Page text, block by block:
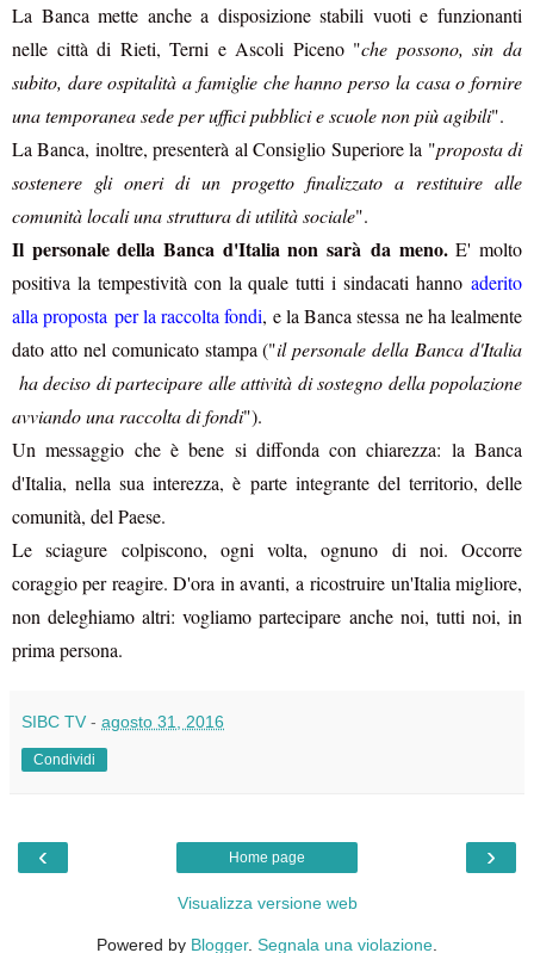
La Banca mette anche a disposizione stabili vuoti e funzionanti
nelle città di Rieti, Terni e Ascoli Piceno "che possono, sin da
subito, dare ospitalità a famiglie che hanno perso la casa o fornire
una temporanea sede per uffici pubblici e scuole non più agibili".
La Banca, inoltre, presenterà al Consiglio Superiore la "proposta di
sostenere gli oneri di un progetto finalizzato a restituire alle
comunità locali una struttura di utilità sociale".
Il personale della Banca d'Italia non sarà da meno.E' molto
positiva la tempestività con la quale tutti i sindacati hanno aderito
alla proposta per la raccolta fondi, e la Banca stessa ne ha lealmente
dato atto nel comunicato stampa ("il personale della Banca d'Italia
ha deciso di partecipare alle attività di sostegno della popolazione
avviando una raccolta di fondi").
Un messaggio che è bene si diffonda con chiarezza: la Banca
d'Italia, nella sua interezza, è parte integrante del territorio, delle
comunità, del Paese.
Le sciagure colpiscono, ogni volta, ognuno di noi. Occorre
coraggio per reagire. D'ora in avanti, a ricostruire un'Italia migliore,
non deleghiamo altri: vogliamo partecipare anche noi, tutti noi, in
prima persona.
SIBC TV - agosto 31, 2016
Condividi
‹ ›
Home page
Visualizza versione web
Powered by Blogger. Segnala una violazione